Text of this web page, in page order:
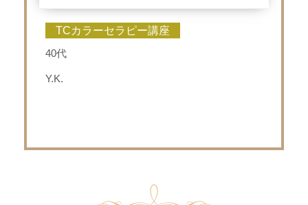
TCカラーセラピー講座
40代
Y.K.